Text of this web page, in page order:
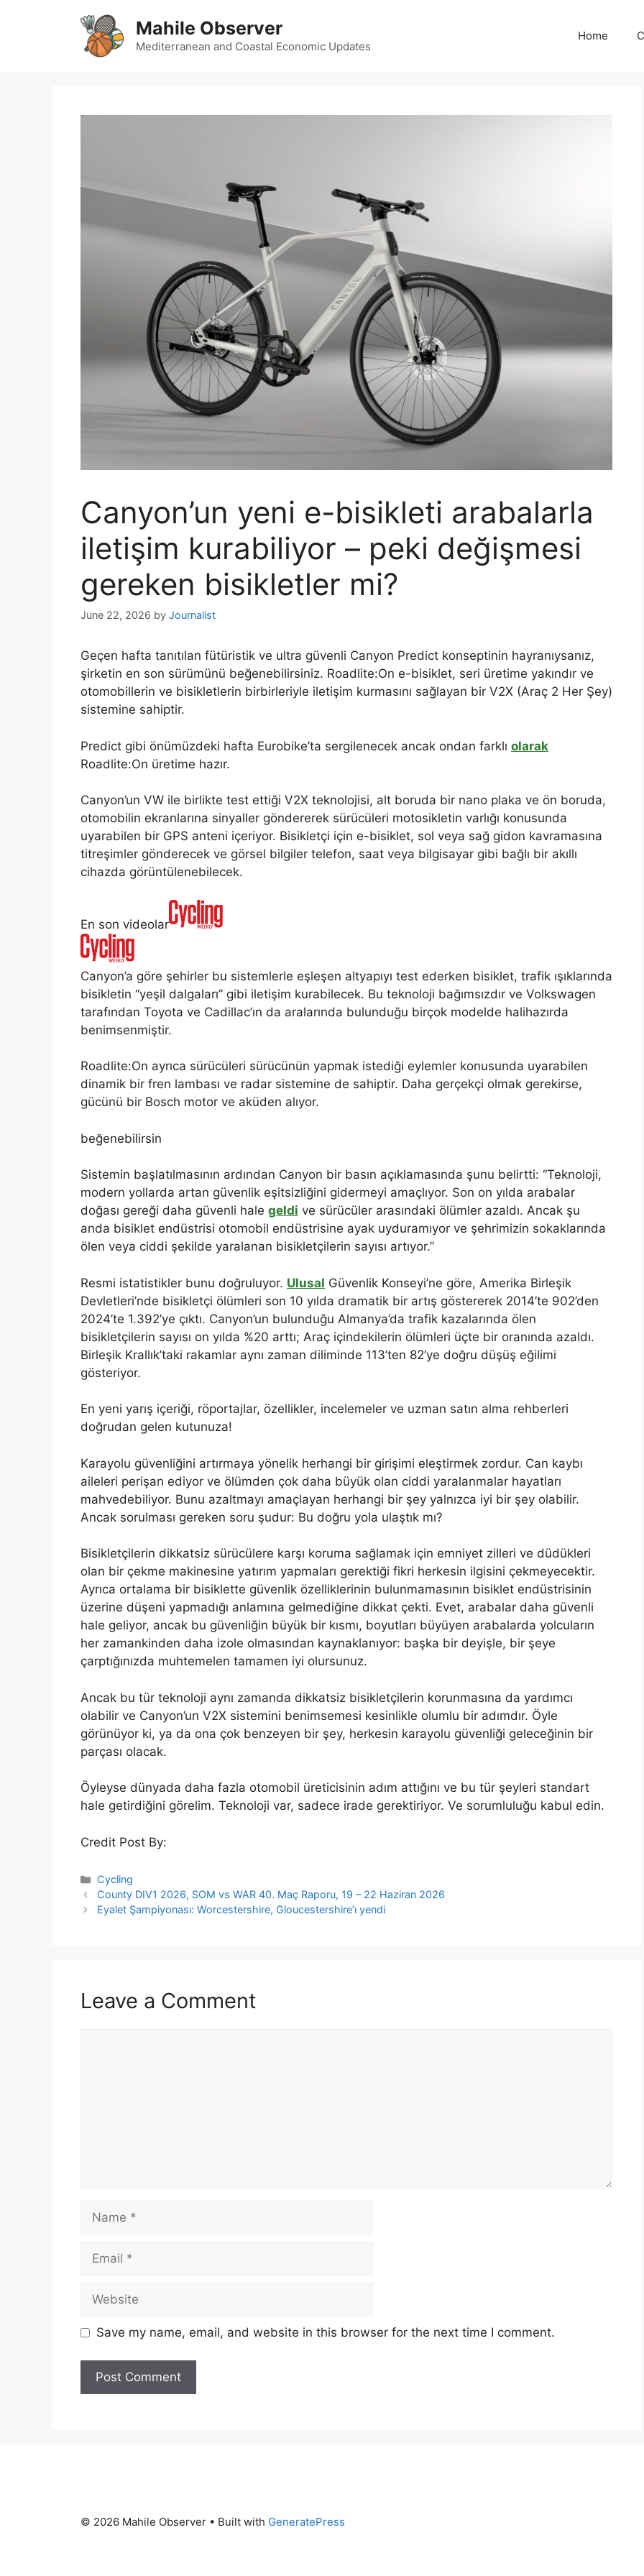
Mahile Observer
Mediterranean and Coastal Economic Updates
Home
Canyon’un yeni e-bisikleti arabalarla
iletişim kurabiliyor – peki değişmesi
gereken bisikletler mi?
June 22, 2026 by Journalist
Geçen hafta tanıtılan fütüristik ve ultra güvenli Canyon Predict konseptinin hayranıysanız,
şirketin en son sürümünü beğenebilirsiniz. Roadlite:On e-bisiklet, seri üretime yakındır ve
otomobillerin ve bisikletlerin birbirleriyle iletişim kurmasını sağlayan bir V2X (Araç 2 Her Şey)
sistemine sahiptir.
Predict gibi önümüzdeki hafta Eurobike’ta sergilenecek ancak ondan farklı olarak
Roadlite:On üretime hazır.
Canyon’un VW ile birlikte test ettiği V2X teknolojisi, alt boruda bir nano plaka ve ön boruda,
otomobilin ekranlarına sinyaller göndererek sürücüleri motosikletin varlığı konusunda
uyarabilen bir GPS anteni içeriyor. Bisikletçi için e-bisiklet, sol veya sağ gidon kavramasına
titreşimler gönderecek ve görsel bilgiler telefon, saat veya bilgisayar gibi bağlı bir akıllı
cihazda görüntülenebilecek.
En son videolar
Canyon’a göre şehirler bu sistemlerle eşleşen altyapıyı test ederken bisiklet, trafik ışıklarında
bisikletin “yeşil dalgaları” gibi iletişim kurabilecek. Bu teknoloji bağımsızdır ve Volkswagen
tarafından Toyota ve Cadillac’ın da aralarında bulunduğu birçok modelde halihazırda
benimsenmiştir.
Roadlite:On ayrıca sürücüleri sürücünün yapmak istediği eylemler konusunda uyarabilen
dinamik bir fren lambası ve radar sistemine de sahiptir. Daha gerçekçi olmak gerekirse,
gücünü bir Bosch motor ve aküden alıyor.
beğenebilirsin
Sistemin başlatılmasının ardından Canyon bir basın açıklamasında şunu belirtti: “Teknoloji,
modern yollarda artan güvenlik eşitsizliğini gidermeyi amaçlıyor. Son on yılda arabalar
doğası gereği daha güvenli hale geldi ve sürücüler arasındaki ölümler azaldı. Ancak şu
anda bisiklet endüstrisi otomobil endüstrisine ayak uyduramıyor ve şehrimizin sokaklarında
ölen veya ciddi şekilde yaralanan bisikletçilerin sayısı artıyor.”
Resmi istatistikler bunu doğruluyor. Ulusal Güvenlik Konseyi’ne göre, Amerika Birleşik
Devletleri’nde bisikletçi ölümleri son 10 yılda dramatik bir artış göstererek 2014’te 902’den
2024’te 1.392’ye çıktı. Canyon’un bulunduğu Almanya’da trafik kazalarında ölen
bisikletçilerin sayısı on yılda %20 arttı; Araç içindekilerin ölümleri üçte bir oranında azaldı.
Birleşik Krallık’taki rakamlar aynı zaman diliminde 113’ten 82’ye doğru düşüş eğilimi
gösteriyor.
En yeni yarış içeriği, röportajlar, özellikler, incelemeler ve uzman satın alma rehberleri
doğrudan gelen kutunuza!
Karayolu güvenliğini artırmaya yönelik herhangi bir girişimi eleştirmek zordur. Can kaybı
aileleri perişan ediyor ve ölümden çok daha büyük olan ciddi yaralanmalar hayatları
mahvedebiliyor. Bunu azaltmayı amaçlayan herhangi bir şey yalnızca iyi bir şey olabilir.
Ancak sorulması gereken soru şudur: Bu doğru yola ulaştık mı?
Bisikletçilerin dikkatsiz sürücülere karşı koruma sağlamak için emniyet zilleri ve düdükleri
olan bir çekme makinesine yatırım yapmaları gerektiği fikri herkesin ilgisini çekmeyecektir.
Ayrıca ortalama bir bisiklette güvenlik özelliklerinin bulunmamasının bisiklet endüstrisinin
üzerine düşeni yapmadığı anlamına gelmediğine dikkat çekti. Evet, arabalar daha güvenli
hale geliyor, ancak bu güvenliğin büyük bir kısmı, boyutları büyüyen arabalarda yolcuların
her zamankinden daha izole olmasından kaynaklanıyor: başka bir deyişle, bir şeye
çarptığınızda muhtemelen tamamen iyi olursunuz.
Ancak bu tür teknoloji aynı zamanda dikkatsiz bisikletçilerin korunmasına da yardımcı
olabilir ve Canyon’un V2X sistemini benimsemesi kesinlikle olumlu bir adımdır. Öyle
görünüyor ki, ya da ona çok benzeyen bir şey, herkesin karayolu güvenliği geleceğinin bir
parçası olacak.
Öyleyse dünyada daha fazla otomobil üreticisinin adım attığını ve bu tür şeyleri standart
hale getirdiğini görelim. Teknoloji var, sadece irade gerektiriyor. Ve sorumluluğu kabul edin.
Credit Post By:
Categories
Cycling
County DIV1 2026, SOM vs WAR 40. Maç Raporu, 19 – 22 Haziran 2026
Eyalet Şampiyonası: Worcestershire, Gloucestershire’ı yendi
Leave a Comment
Name
Email
Website
Save my name, email, and website in this browser for the next time I comment.
© 2026 Mahile Observer • Built with GeneratePress